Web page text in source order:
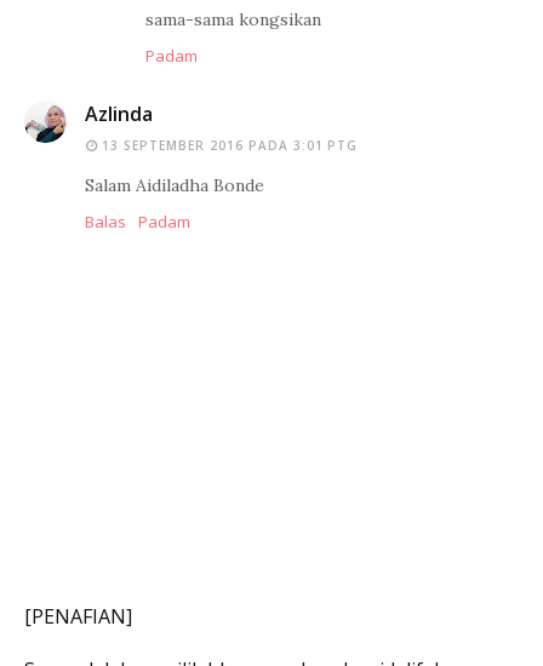
sama-sama kongsikan
Padam
Azlinda
13 SEPTEMBER 2016 PADA 3:01 PTG
Salam Aidiladha Bonde
Balas
Padam
[PENAFIAN]